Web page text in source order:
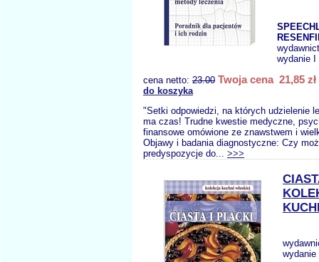
wydanie I
cena netto: 23.00 Twoja cena 21,85 zł
do koszyka
"Setki odpowiedzi, na których udzielenie
ma czas! Trudne kwestie medyczne,
finansowe omówione ze znawstwem i
Objawy i badania diagnostyczne: Czy
predyspozycje do... >>>
wydanie